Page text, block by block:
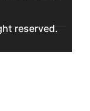
reserved.